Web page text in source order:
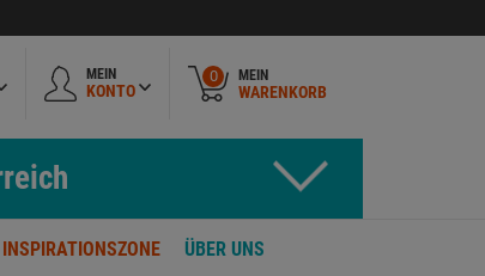
MEIN
KONTO
0 MEIN
WARENKORB
INSPIRATIONSZONE ÜBER UNS